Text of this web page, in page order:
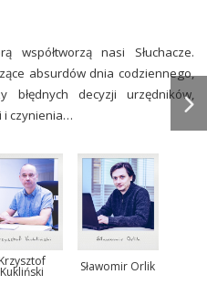
współtworzą nasi Słuchacze.
absurdów dnia codziennego,
błędnych decyzji urzędników,
i czynienia…
Krzysztof
Kukliński Sławomir Orlik